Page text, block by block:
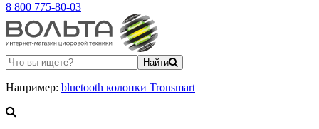
8 800 775-80-03
Найти
Например: bluetooth колонки Tronsmart